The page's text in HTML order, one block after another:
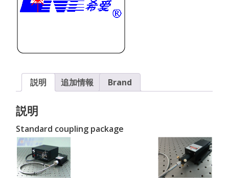
説明 追加情報 Brand
説明
Standard coupling package